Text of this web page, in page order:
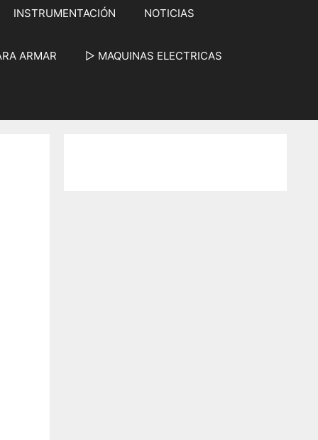
INSTRUMENTACIÓN NOTICIAS
ARMAR ▷ MAQUINAS ELECTRICAS